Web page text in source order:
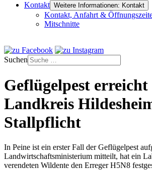
Kontakt Weitere Informationen: Kontakt
Kontakt, Anfahrt &
Mitschnitte
Suchen
Geflügelpest erreicht
Landkreis
Stallpflicht
In Peine ist ein erster Fall der Geflügelpest
Landwirtschaftsministerium mitteilt, hat ein
verendeten Wildente den Erreger H5N8